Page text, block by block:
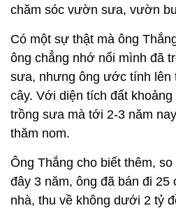
chăm sóc vườn sưa, vườn
Có một sự thật mà ông
ông chẳng nhớ nổi mình đã
sưa, nhưng ông ước tính lên
cây. Với diện tích đất
trồng sưa mà tới 2-3 năm
thăm nom.
Ông Thắng cho biết thêm,
đây 3 năm, ông đã bán đi
nhà, thu về không dưới 2 tỷ